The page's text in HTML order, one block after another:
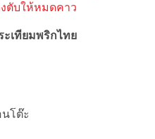
ตับให้หมดคาว
เทียมพริกไทย
โต๊ะ